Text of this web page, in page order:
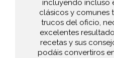
incluyendo incluso
clásicos y comunes
trucos del oficio,
excelentes
recetas y sus
podáis convertiros